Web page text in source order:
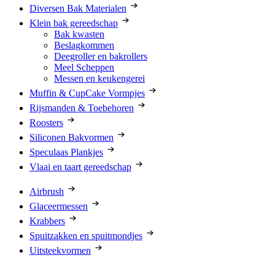
Diversen Bak Materialen
Klein bak gereedschap
Bak kwasten
Beslagkommen
Deegroller en bakrollers
Meel Scheppen
Messen en keukengerei
Muffin & CupCake Vormpjes
Rijsmanden & Toebehoren
Roosters
Siliconen Bakvormen
Speculaas Plankjes
Vlaai en taart gereedschap
Airbrush
Glaceermessen
Krabbers
Spuitzakken en spuitmondjes
Uitsteekvormen